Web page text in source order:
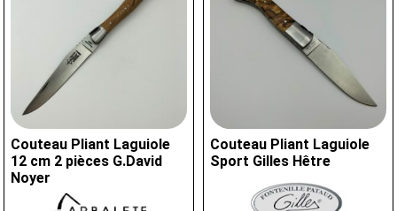
Couteau Pliant Laguiole
12 cm 2 pièces G.David
Noyer
Couteau Pliant Laguiole
Sport Gilles Hêtre